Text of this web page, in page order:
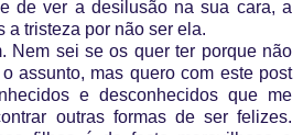
de ver a desilusão na sua cara, a
a tristeza por não ser ela.
Nem sei se os quer ter porque não
assunto, mas quero com este post
e desconhecidos que me
outras formas de ser felizes.